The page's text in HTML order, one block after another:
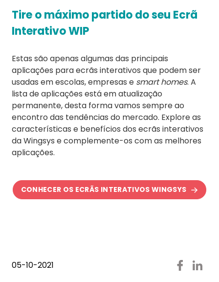
Tire o máximo partido do seu Ecrã
Interativo WIP
Estas são apenas algumas das principais
aplicações para ecrãs interativos que podem ser
usadas em escolas, empresas e smart homes. A
lista de aplicações está em atualização
permanente, desta forma vamos sempre ao
encontro das tendências do mercado. Explore as
características e benefícios dos ecrãs interativos
da Wingsys e complemente-os com as melhores
aplicações.
CONHECER OS ECRÃS INTERATIVOS WINGSYS
05-10-2021